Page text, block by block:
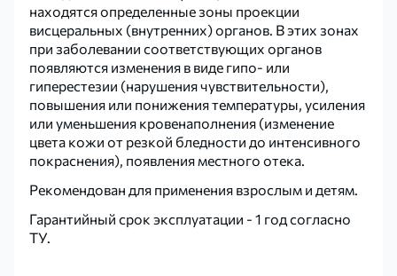
находятся определенные зоны проекции
висцеральных (внутренних) органов. В этих зонах
при заболевании соответствующих органов
появляются изменения в виде гипо- или
гиперестезии (нарушения чувствительности),
повышения или понижения температуры, усиления
или уменьшения кровенаполнения (изменение
цвета кожи от резкой бледности до интенсивного
покраснения), появления местного отека.
Рекомендован для применения взрослым и детям.
Гарантийный срок эксплуатации - 1 год согласно
ТУ.